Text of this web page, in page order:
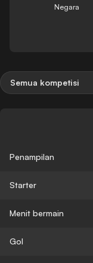
Negara
Semua kompetisi
Penampilan
Starter
Menit bermain
Gol